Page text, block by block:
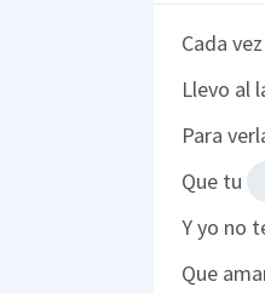
Cada
Llevo al
Para
Que tu
Y yo no
Que